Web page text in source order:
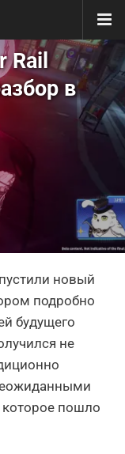
Rail
в
новый
подробно
будущего
не
пошло